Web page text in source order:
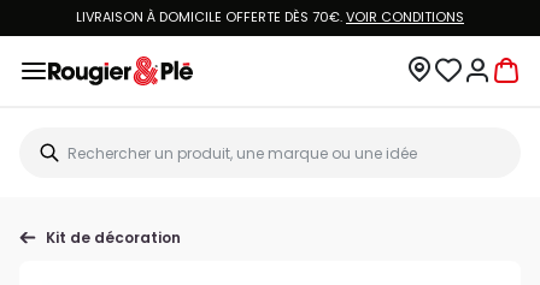
LIVRAISON À DOMICILE OFFERTE DÈS 70€.VOIR CONDITIONS
Kit de décoration